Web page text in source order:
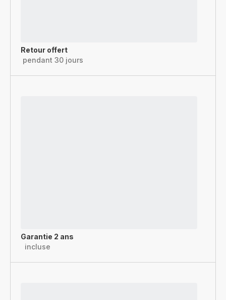
Retour offert
pendant 30 jours
Garantie 2 ans
incluse